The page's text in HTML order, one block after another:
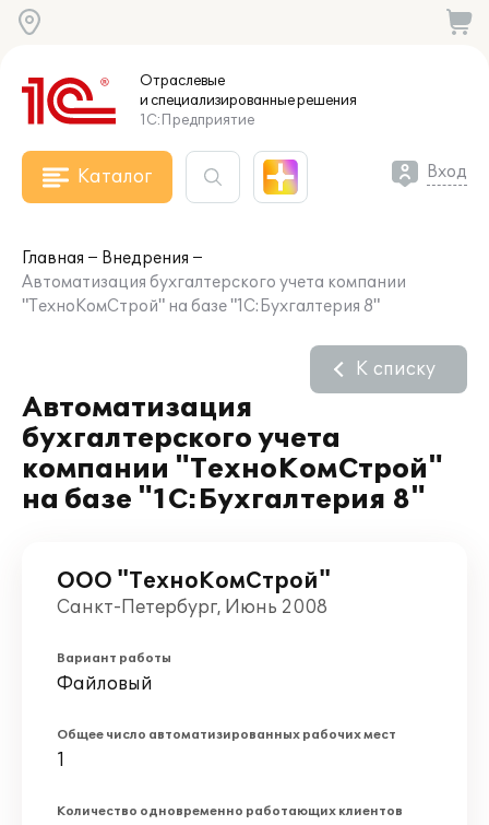
Отраслевые
и специализированныерешения
1С:Предприятие
Каталог Вход
Главная
Внедрения
Автоматизация бухгалтерского учета компании
"ТехноКомСтрой" на базе "1С:Бухгалтерия 8"
Автоматизация
бухгалтерского учета
компании "ТехноКомСтрой"
на базе "1С:Бухгалтерия 8"
К списку
ООО "ТехноКомСтрой"
Санкт-Петербург, Июнь 2008
Вариант работы
Файловый
Общее число автоматизированных рабочих мест
1
Количество одновременно работающих клиентов